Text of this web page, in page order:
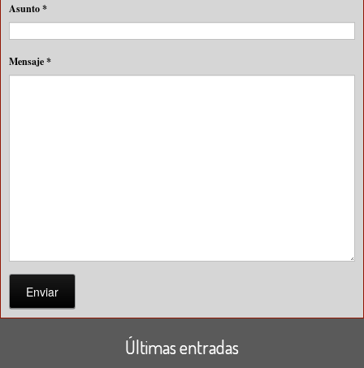
Asunto*
Mensaje*
Enviar
Últimas entradas